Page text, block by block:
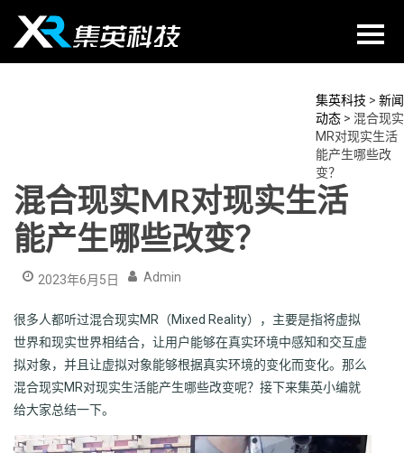
content
集英科技 > 新闻
动态 > 混合现实
MR对现实生活
能产生哪些改
变？
混合现实MR对现实生活
能产生哪些改变？
2023年6月5日 Admin
很多人都听过混合现实MR（Mixed Reality），主要是指将虚拟
世界和现实世界相结合，让用户能够在真实环境中感知和交互虚
拟对象，并且让虚拟对象能够根据真实环境的变化而变化。那么
混合现实MR对现实生活能产生哪些改变呢？接下来集英小编就
给大家总结一下。